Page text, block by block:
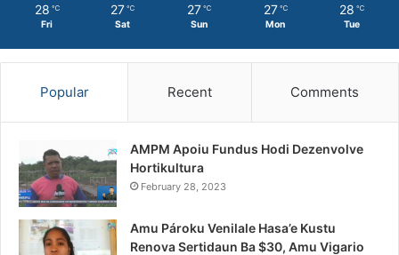
28 ℃
Fri
27 ℃
Sat
27 ℃
Sun
27 ℃
Mon
28 ℃
Tue
Popular Recent Comments
AMPM Apoiu Fundus Hodi Dezenvolve
Hortikultura
February 28, 2023
Amu Pároku Venilale Hasa’e Kustu
Renova Sertidaun Ba $30, Amu Vigario